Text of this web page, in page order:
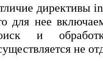
директивы
для нее
и
не